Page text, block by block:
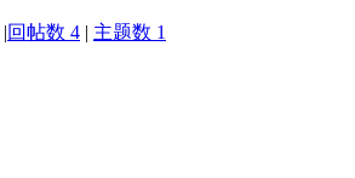
|回帖数 4 | 主题数 1